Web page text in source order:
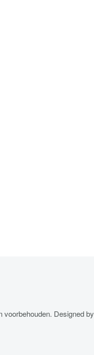
Designed by